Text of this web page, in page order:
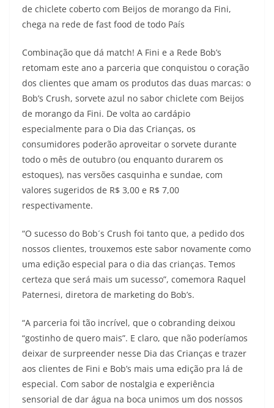
de chiclete coberto com Beijos de morango da Fini,
chega na rede de fast food de todo País
Combinação que dá match! A Fini e a Rede Bob’s
retomam este ano a parceria que conquistou o coração
dos clientes que amam os produtos das duas marcas: o
Bob’s Crush, sorvete azul no sabor chiclete com Beijos
de morango da Fini. De volta ao cardápio
especialmente para o Dia das Crianças, os
consumidores poderão aproveitar o sorvete durante
todo o mês de outubro (ou enquanto durarem os
estoques), nas versões casquinha e sundae, com
valores sugeridos de R$ 3,00 e R$ 7,00
respectivamente.
“O sucesso do Bob´s Crush foi tanto que, a pedido dos
nossos clientes, trouxemos este sabor novamente como
uma edição especial para o dia das crianças. Temos
certeza que será mais um sucesso”, comemora Raquel
Paternesi, diretora de marketing do Bob’s.
“A parceria foi tão incrível, que o cobranding deixou
“gostinho de quero mais”. E claro, que não poderíamos
deixar de surpreender nesse Dia das Crianças e trazer
aos clientes de Fini e Bob’s mais uma edição pra lá de
especial. Com sabor de nostalgia e experiência
sensorial de dar água na boca unimos um dos nossos